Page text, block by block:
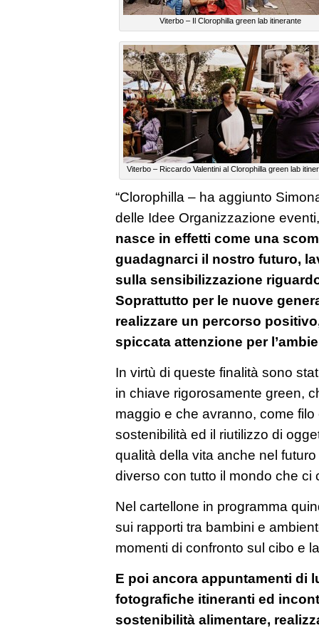
Viterbo – Il Clorophilla green lab itinerante
Viterbo – Riccardo Valentini al Clorophilla green lab
“Clorophilla – ha aggiunto
delle Idee Organizzazione
nasce in effetti come una
guadagnarci il nostro futuro,
sulla sensibilizzazione
Soprattutto per le nuove
realizzare un percorso
spiccata attenzione per
In virtù di queste finalità sono
in chiave rigorosamente green,
maggio e che avranno, come
sostenibilità ed il riutilizzo di
qualità della vita anche nel
diverso con tutto il mondo che ci
Nel cartellone in programma
sui rapporti tra bambini e
momenti di confronto sul cibo e
E poi ancora appuntamenti di
fotografiche itineranti ed
sostenibilità alimentare,